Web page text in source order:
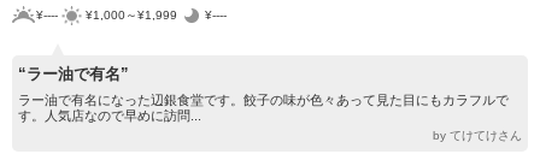
¥---- ¥1,000～¥1,999 ¥----
“ラー油で有名”
ラー油で有名になった辺銀食堂です。餃子の味が色々あって見た目にもカラフルで
す。人気店なので早めに訪問...
by てけてけさん